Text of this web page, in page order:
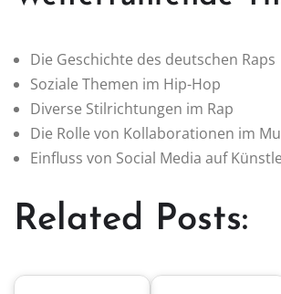
Die Geschichte des deutschen Raps
Soziale Themen im Hip-Hop
Diverse Stilrichtungen im Rap
Die Rolle von Kollaborationen im
Einfluss von Social Media auf
Related Posts: